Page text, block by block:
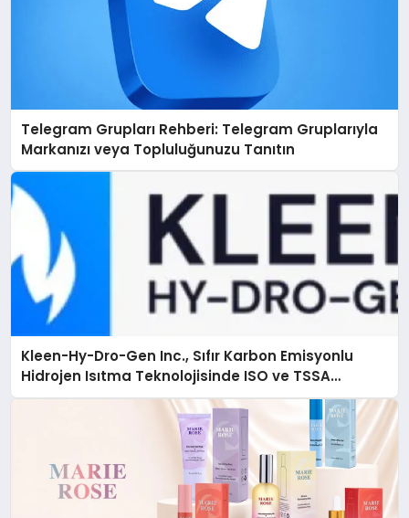
Telegram Grupları Rehberi: Telegram Gruplarıyla
Markanızı veya Topluluğunuzu Tanıtın
Kleen-Hy-Dro-Gen Inc., Sıfır Karbon Emisyonlu
Hidrojen Isıtma Teknolojisinde ISO ve TSSA
Düzenleyici Onaylarını Aldı